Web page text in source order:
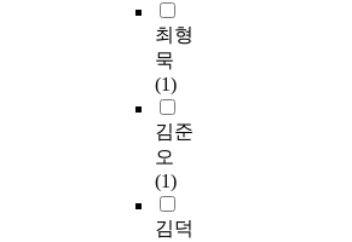
최형
묵
(1)
김준
오
(1)
김덕